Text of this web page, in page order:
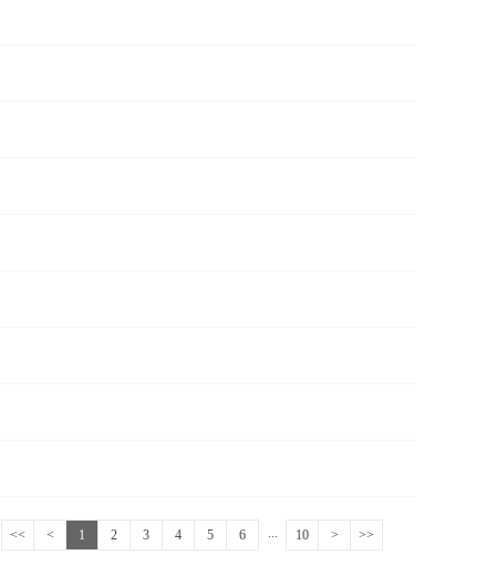
<< < 1 2 3 4 5 6 ... 10 > >>